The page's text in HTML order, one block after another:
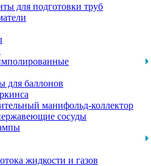
для подготовки труб
для баллонов
манифольд-коллектор
сосуды
жидкости и газов